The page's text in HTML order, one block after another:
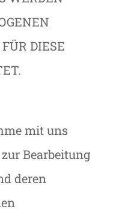
DIESE
mit uns
Bearbeitung
deren